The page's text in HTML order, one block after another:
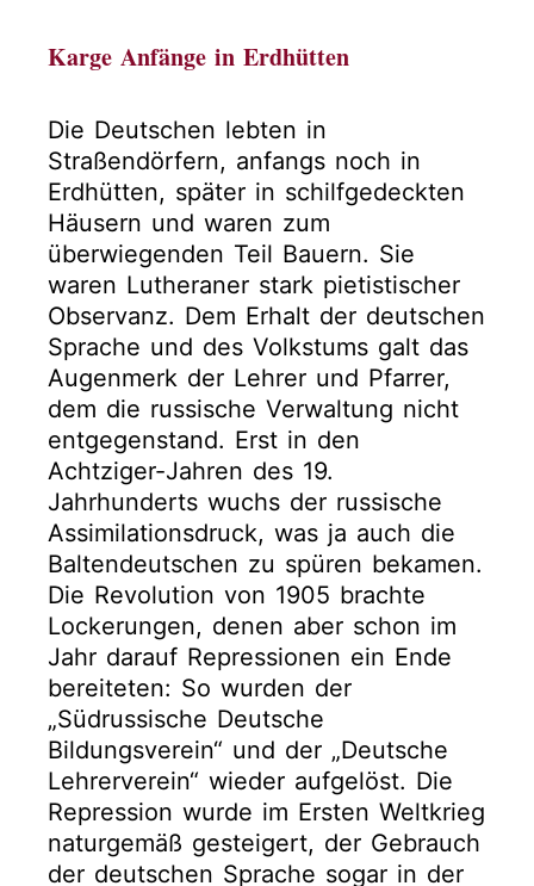
Karge Anfänge in Erdhütten
Die Deutschen lebten in
Straßendörfern, anfangs noch in
Erdhütten, später in schilfgedeckten
Häusern und waren zum
überwiegenden Teil Bauern. Sie
waren Lutheraner stark pietistischer
Observanz. Dem Erhalt der deutschen
Sprache und des Volkstums galt das
Augenmerk der Lehrer und Pfarrer,
dem die russische Verwaltung nicht
entgegenstand. Erst in den
Achtziger-Jahren des 19.
Jahrhunderts wuchs der russische
Assimilationsdruck, was ja auch die
Baltendeutschen zu spüren bekamen.
Die Revolution von 1905 brachte
Lockerungen, denen aber schon im
Jahr darauf Repressionen ein Ende
bereiteten: So wurden der
„Südrussische Deutsche
Bildungsverein“ und der „Deutsche
Lehrerverein“ wieder aufgelöst. Die
Repression wurde im Ersten Weltkrieg
naturgemäß gesteigert, der Gebrauch
der deutschen Sprache sogar in der